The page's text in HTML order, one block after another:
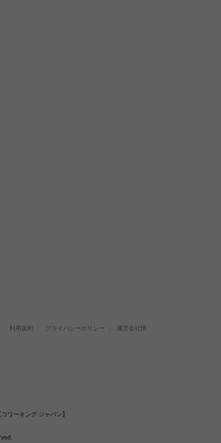
利用規約 プライバシーポリシー 運営会社情
ワーキング ジャパン】